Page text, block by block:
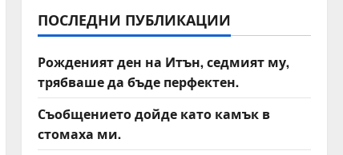
ПОСЛЕДНИ ПУБЛИКАЦИИ
Рожденият ден на Итън, седмият му,
трябваше да бъде перфектен.
Съобщението дойде като камък в
стомаха ми.